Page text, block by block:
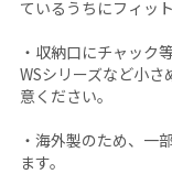
ているうちにフィッ
・収納口にチャック
WSシリーズなど小
意ください。
・海外製のため、一
ます。